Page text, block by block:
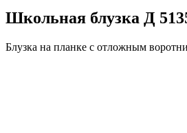
Школьная блузка Д
Блузка на планке с отложным